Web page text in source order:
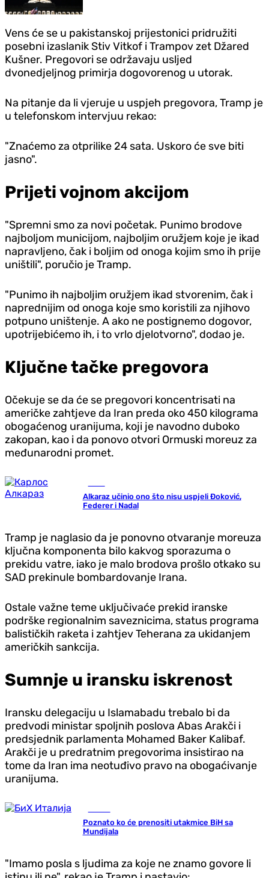
Vens će se u pakistanskoj prijestonici pridružiti
posebni izaslanik Stiv Vitkof i Trampov zet Džared
Kušner. Pregovori se održavaju usljed
dvonedjeljnog primirja dogovorenog u utorak.
Na pitanje da li vjeruje u uspjeh pregovora, Tramp je
u telefonskom intervjuu rekao:
"Znaćemo za otprilike 24 sata. Uskoro će sve biti
jasno".
Prijeti vojnom akcijom
"Spremni smo za novi početak. Punimo brodove
najboljom municijom, najboljim oružjem koje je ikad
napravljeno, čak i boljim od onoga kojim smo ih prije
uništili", poručio je Tramp.
"Punimo ih najboljim oružjem ikad stvorenim, čak i
naprednijim od onoga koje smo koristili za njihovo
potpuno uništenje. A ako ne postignemo dogovor,
upotrijebićemo ih, i to vrlo djelotvorno", dodao je.
Ključne tačke pregovora
Očekuje se da će se pregovori koncentrisati na
američke zahtjeve da Iran preda oko 450 kilograma
obogaćenog uranijuma, koji je navodno duboko
zakopan, kao i da ponovo otvori Ormuski moreuz za
međunarodni promet.
Alkaraz učinio ono što nisu uspjeli Đoković,
Federer i Nadal
Tramp je naglasio da je ponovno otvaranje moreuza
ključna komponenta bilo kakvog sporazuma o
prekidu vatre, iako je malo brodova prošlo otkako su
SAD prekinule bombardovanje Irana.
Ostale važne teme uključivaće prekid iranske
podrške regionalnim saveznicima, status programa
balističkih raketa i zahtjev Teherana za ukidanjem
američkih sankcija.
Sumnje u iransku iskrenost
Iransku delegaciju u Islamabadu trebalo bi da
predvodi ministar spoljnih poslova Abas Arakči i
predsjednik parlamenta Mohamed Baker Kalibaf.
Arakči je u predratnim pregovorima insistirao na
tome da Iran ima neotuđivo pravo na obogaćivanje
uranijuma.
Poznato ko će prenositi utakmice BiH sa
Mundijala
"Imamo posla s ljudima za koje ne znamo govore li